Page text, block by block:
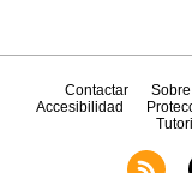
Contactar
Accesibilidad